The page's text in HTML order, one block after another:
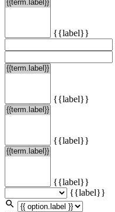
{{label}}
{{label}}
{{label}}
{{label}}
{{label}}